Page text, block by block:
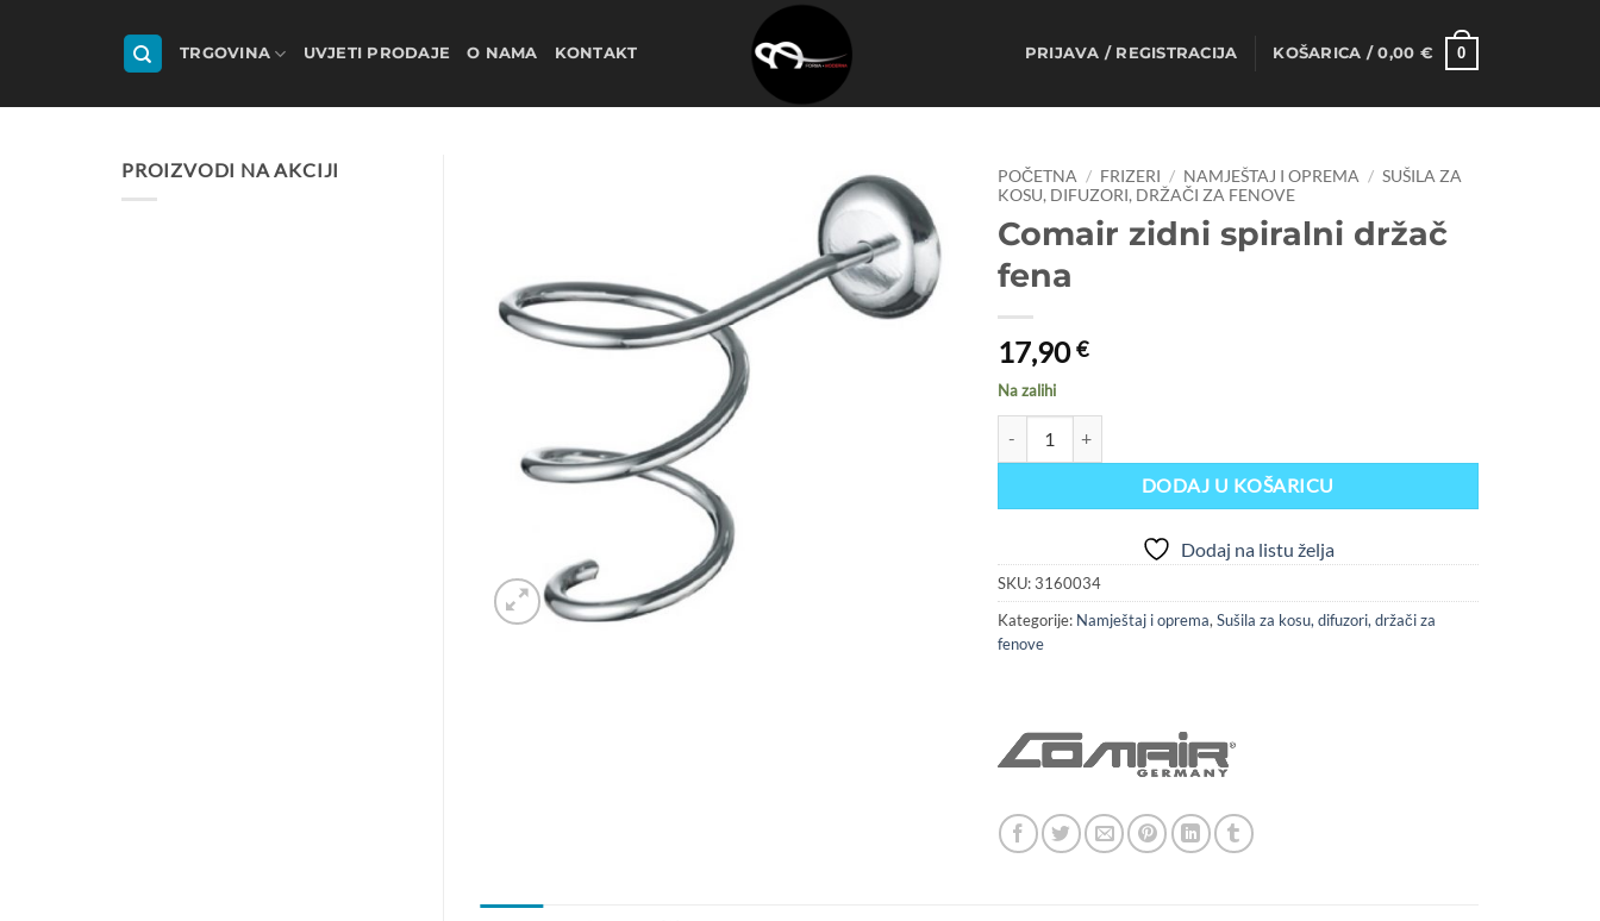
TRGOVINA UVJETI PRODAJE O NAMA KONTAKT PRIJAVA / REGISTRACIJA KOŠARICA /0,00 € 0
PROIZVODI NA AKCIJI
Dodaj
na
listu
želja
POČETNA / FRIZERI / NAMJEŠTAJ I OPREMA / SUŠILA ZA
KOSU, DIFUZORI, DRŽAČI ZA FENOVE
Comair zidni spiralni držač
fena
17,90€
Na zalihi
DODAJ U KOŠARICU
Dodaj na listu želja
SKU:3160034
Kategorije: Namještaj i oprema, Sušila za kosu, difuzori, držači za
fenove